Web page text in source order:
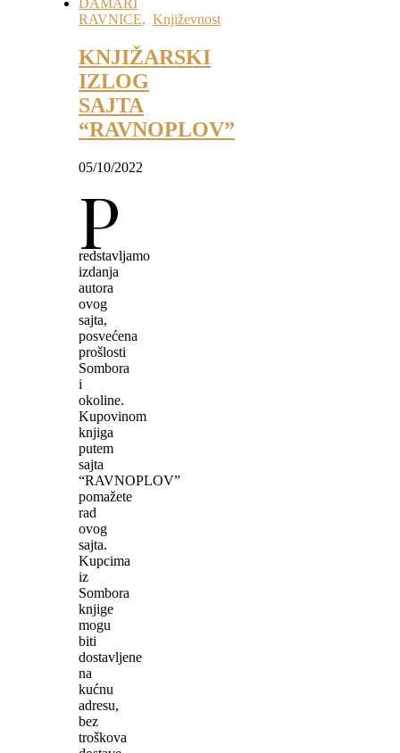
RAVNICE, Književnost
KNJIŽARSKI
IZLOG
SAJTA
“RAVNOPLOV”
05/10/2022
P
redstavljamo
izdanja
autora
ovog
sajta,
posvećena
prošlosti
Sombora
i
okoline.
Kupovinom
knjiga
putem
sajta
“RAVNOPLOV”
pomažete
rad
ovog
sajta.
Kupcima
iz
Sombora
knjige
mogu
biti
dostavljene
na
kućnu
adresu,
bez
troškova